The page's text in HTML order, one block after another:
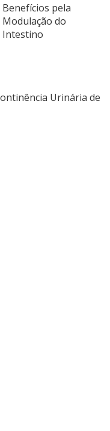
Benefícios pela
Modulação do
Intestino
Urinária de